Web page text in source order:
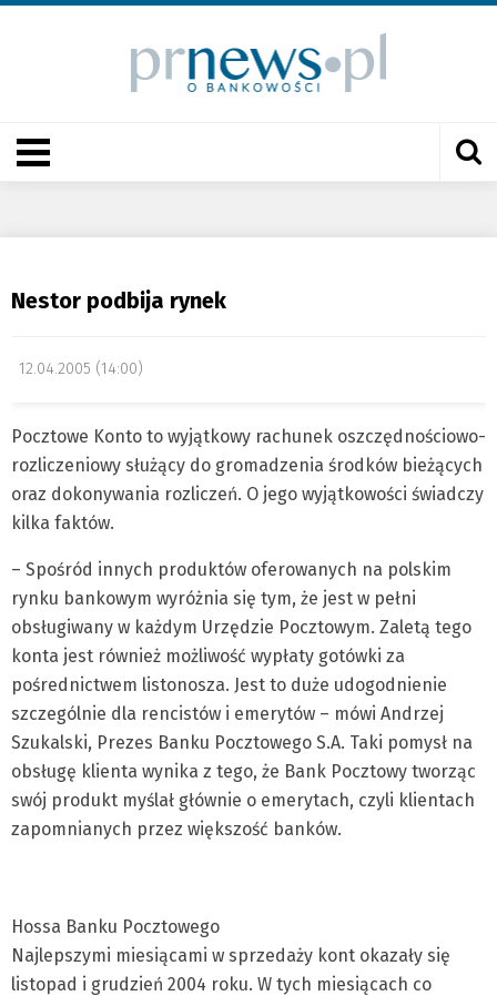
Nestor podbija rynek
12.04.2005 (14:00)
Pocztowe Konto to wyjątkowy rachunek oszczędnościowo-
rozliczeniowy służący do gromadzenia środków bieżących
oraz dokonywania rozliczeń. O jego wyjątkowości świadczy
kilka faktów.
– Spośród innych produktów oferowanych na polskim
rynku bankowym wyróżnia się tym, że jest w pełni
obsługiwany w każdym Urzędzie Pocztowym. Zaletą tego
konta jest również możliwość wypłaty gotówki za
pośrednictwem listonosza. Jest to duże udogodnienie
szczególnie dla rencistów i emerytów – mówi Andrzej
Szukalski, Prezes Banku Pocztowego S.A. Taki pomysł na
obsługę klienta wynika z tego, że Bank Pocztowy tworząc
swój produkt myślał głównie o emerytach, czyli klientach
zapomnianych przez większość banków.
Hossa Banku Pocztowego
Najlepszymi miesiącami w sprzedaży kont okazały się
listopad i grudzień 2004 roku. W tych miesiącach co